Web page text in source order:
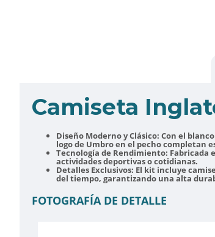
Camiseta
Diseño Moderno y Clásico: Con el
logo de Umbro en el pecho completan
Tecnología de Rendimiento: Fabricada
actividades deportivas o cotidianas.
Detalles Exclusivos: El kit incluye
del tiempo, garantizando una alta
FOTOGRAFÍA DE DETALLE